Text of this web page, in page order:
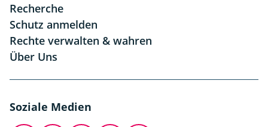
Recherche
Schutz anmelden
Rechte verwalten & wahren
Über Uns
Soziale Medien